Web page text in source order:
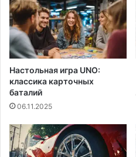
Настольная игра UNO:
классика карточных
баталий
06.11.2025